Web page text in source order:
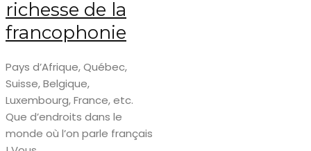
richesse de la
francophonie
Pays d’Afrique, Québec,
Suisse, Belgique,
Luxembourg, France, etc.
Que d’endroits dans le
monde où l’on parle français